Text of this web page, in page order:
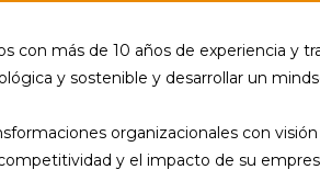
con más de 10 años de experiencia y
y sostenible y desarrollar un
organizacionales con
y el impacto de su